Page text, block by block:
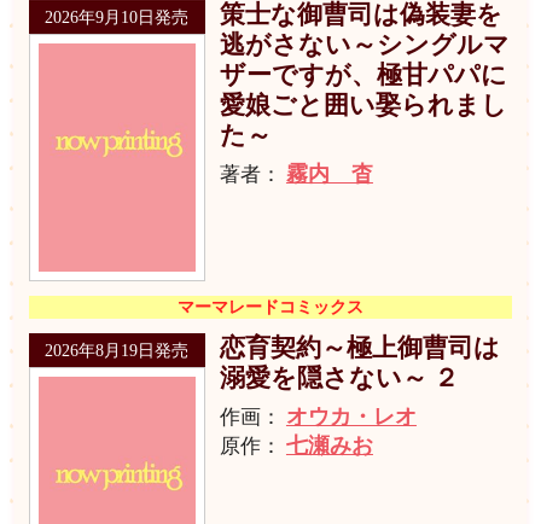
2026年9月10日発売
策士な御曹司は偽装妻を
逃がさない～シングルマ
ザーですが、極甘パパに
愛娘ごと囲い娶られまし
た～
著者： 霧内 杳
マーマレードコミックス
2026年8月19日発売
恋育契約～極上御曹司は
溺愛を隠さない～ ２
作画： オウカ・レオ
原作： 七瀬みお